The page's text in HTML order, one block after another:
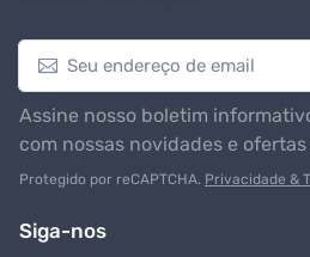
Assine nosso boletim
com nossas novidades e
Protegido por reCAPTCHA. Privacidade &
Siga-nos